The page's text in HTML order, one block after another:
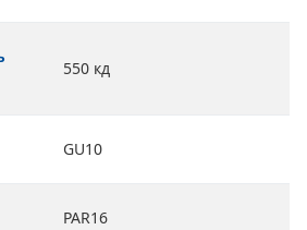
550 кд
GU10
PAR16